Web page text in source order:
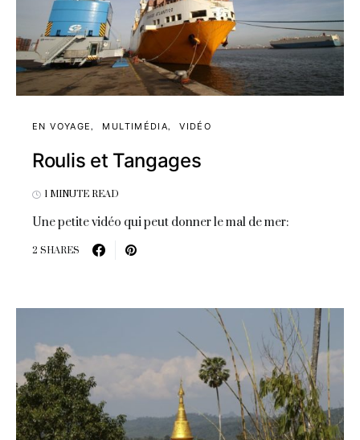
EN VOYAGE MULTIMÉDIA VIDÉO
Roulis et Tangages
1 MINUTE READ
Une petite vidéo qui peut donner le mal de mer:
2 SHARES